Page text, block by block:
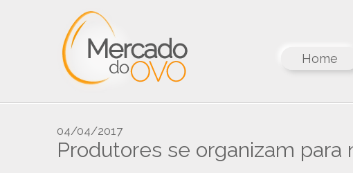
Home
04/04/2017
Produtores se organizam para